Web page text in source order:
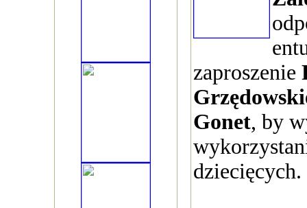
zaproszenie
Gonet, by
dziecięcych.